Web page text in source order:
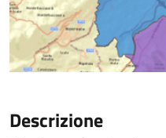
Descrizione